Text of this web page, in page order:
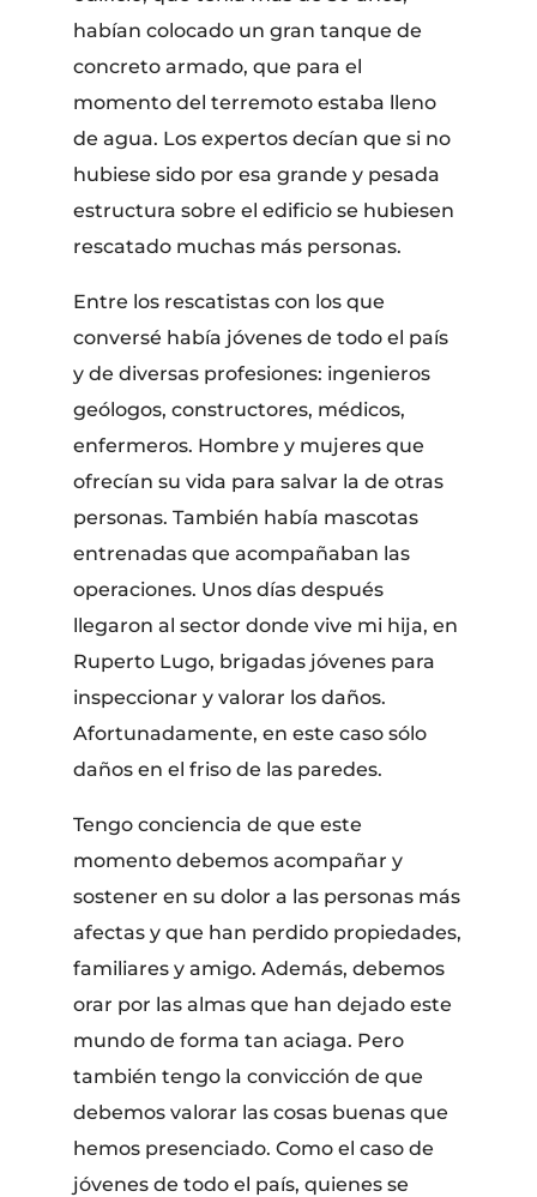
habían colocado un gran tanque de
concreto armado, que para el
momento del terremoto estaba lleno
de agua. Los expertos decían que si no
hubiese sido por esa grande y pesada
estructura sobre el edificio se hubiesen
rescatado muchas más personas.
Entre los rescatistas con los que
conversé había jóvenes de todo el país
y de diversas profesiones: ingenieros
geólogos, constructores, médicos,
enfermeros. Hombre y mujeres que
ofrecían su vida para salvar la de otras
personas. También había mascotas
entrenadas que acompañaban las
operaciones. Unos días después
llegaron al sector donde vive mi hija, en
Ruperto Lugo, brigadas jóvenes para
inspeccionar y valorar los daños.
Afortunadamente, en este caso sólo
daños en el friso de las paredes.
Tengo conciencia de que este
momento debemos acompañar y
sostener en su dolor a las personas más
afectas y que han perdido propiedades,
familiares y amigo. Además, debemos
orar por las almas que han dejado este
mundo de forma tan aciaga. Pero
también tengo la convicción de que
debemos valorar las cosas buenas que
hemos presenciado. Como el caso de
jóvenes de todo el país, quienes se